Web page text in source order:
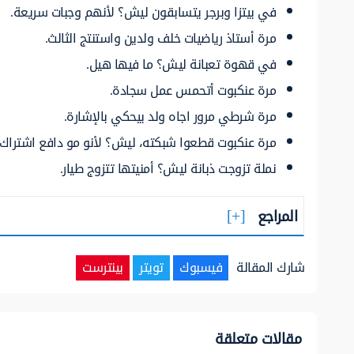
في بيتزا وبرجر يتسابقون ليش؟ لأنهم وجبات سريعة.
مرة أستاذ رياضيات خلف ولدين واستنتج الثالث.
في قهوة تعبانة ليش؟ ما فيها هيل.
مرة عنكبوت أتحمس عمل سجادة.
مرة شرطي مرور اجاه ولد بيحكي بالإشارة.
مرة عنكبوت قطعوا شبكته، ليش؟ لأنو مو دافع
نملة تزوجت ذبانة ليش؟ أمنيتها تتزوج طيار.
المراجع
شارك المقالة فيسبوك تويتر بينترست
مقالات متعلقة